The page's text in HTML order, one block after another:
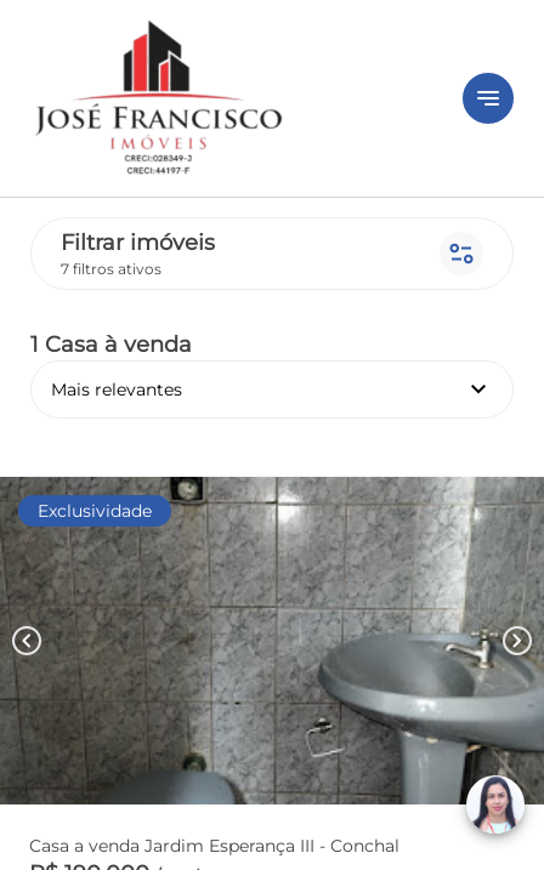
notes
Filtrar imóveis
7 filtros ativos page_info
1 Casa à venda
Mais relevantes keyboard_arrow_down
Pronto
Exclusividade
chevron_left chevron_right
Casa a venda Jardim Esperança III - Conchal